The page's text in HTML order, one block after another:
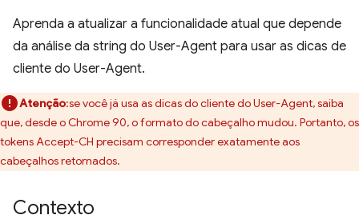
Aprenda a atualizar a funcionalidade atual que depende
da análise da string do User-Agent para usar as dicas de
cliente do User-Agent.
Atenção:se você já usa as dicas do cliente do User-Agent, saiba
que, desde o Chrome 90, o formato do cabeçalho mudou. Portanto, os
tokens Accept-CH precisam corresponder exatamente aos
cabeçalhos retornados.
Contexto